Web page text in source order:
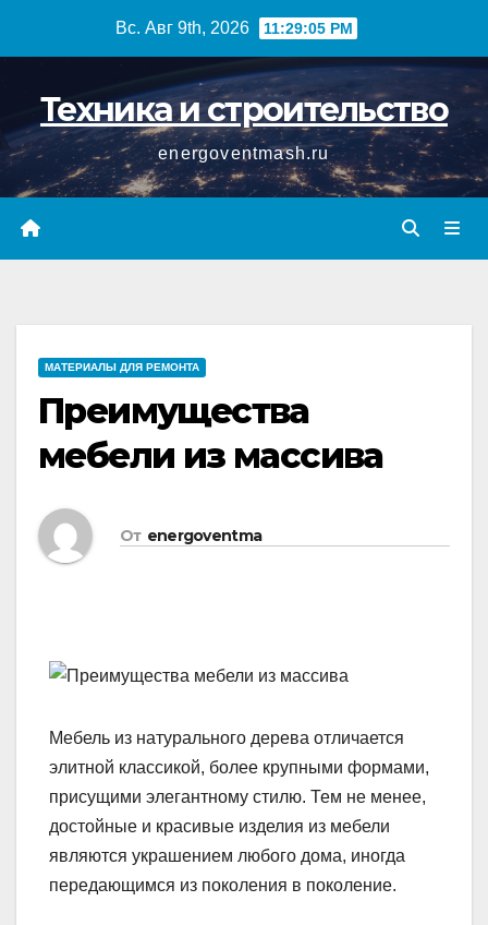
Вс. Авг 9th, 2026 11:29:06 PM
Техника и строительство
energoventmash.ru
МАТЕРИАЛЫ ДЛЯ РЕМОНТА
Преимущества
мебели из массива
От energoventma
Мебель из натурального дерева отличается
элитной классикой, более крупными формами,
присущими элегантному стилю. Тем не менее,
достойные и красивые изделия из мебели
являются украшением любого дома, иногда
передающимся из поколения в поколение.